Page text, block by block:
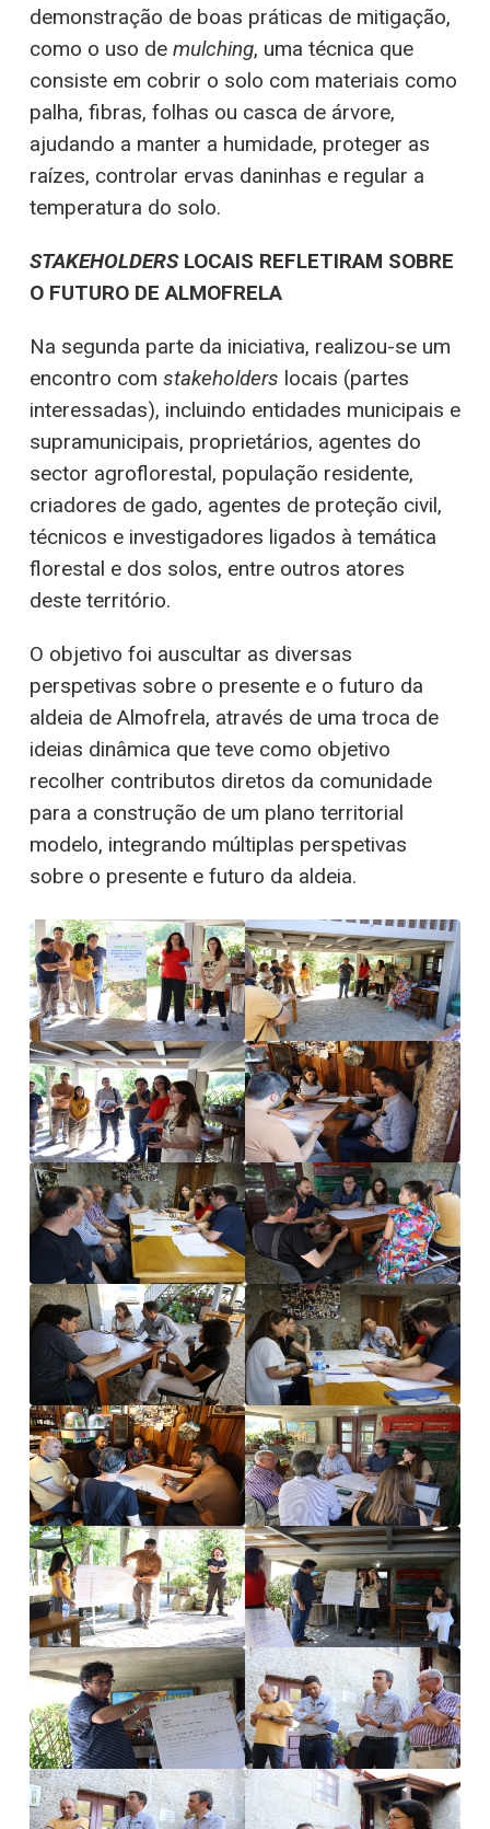
demonstração de boas práticas de mitigação,
como o uso de mulching, uma técnica que
consiste em cobrir o solo com materiais como
palha, fibras, folhas ou casca de árvore,
ajudando a manter a humidade, proteger as
raízes, controlar ervas daninhas e regular a
temperatura do solo.
STAKEHOLDERSLOCAIS REFLETIRAM SOBRE
O FUTURO DE ALMOFRELA
Na segunda parte da iniciativa, realizou-se um
encontro com stakeholders locais (partes
interessadas), incluindo entidades municipais e
supramunicipais, proprietários, agentes do
sector agroflorestal, população residente,
criadores de gado, agentes de proteção civil,
técnicos e investigadores ligados à temática
florestal e dos solos, entre outros atores
deste território.
O objetivo foi auscultar as diversas
perspetivas sobre o presente e o futuro da
aldeia de Almofrela, através de uma troca de
ideias dinâmica que teve como objetivo
recolher contributos diretos da comunidade
para a construção de um plano territorial
modelo, integrando múltiplas perspetivas
sobre o presente e futuro da aldeia.